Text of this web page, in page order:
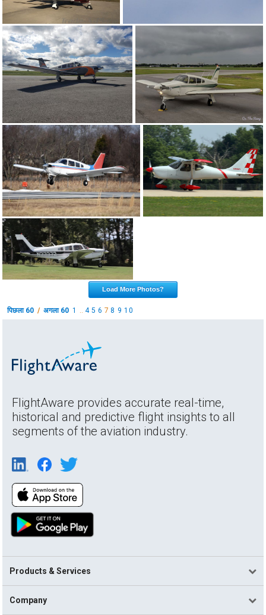
Load More Photos?
पिछला 60 /अगला 60 1 .. 4 5 6 78 9 10
FlightAware provides accurate real-time,
historical and predictive flight insights to all
segments of the aviation industry.
Products & Services
Company